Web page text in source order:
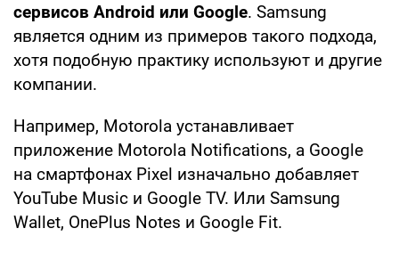
сервисов Android или Google. Samsung
является одним из примеров такого подхода,
хотя подобную практику используют и другие
компании.
Например, Motorola устанавливает
приложение Motorola Notifications, а Google
на смартфонах Pixel изначально добавляет
YouTube Music и Google TV. Или Samsung
Wallet, OnePlus Notes и Google Fit.